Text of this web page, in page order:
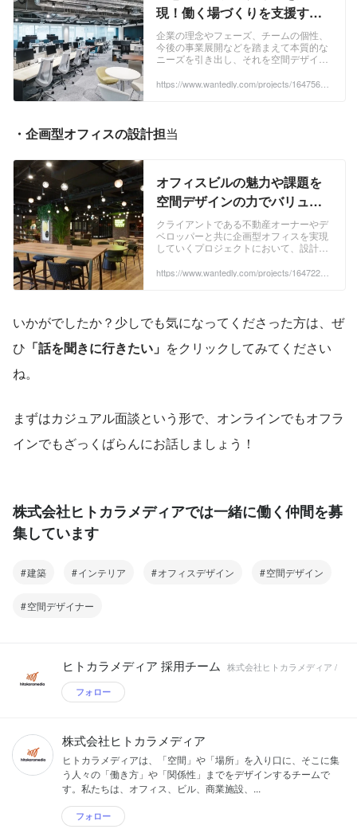
現！働く場づくりを支援する
空間デザイナー募集！ - 株式会
社ヒトカラメディアのデザイ
ン・アートの採用 - Wantedly
企業の理念やフェーズ、チームの個性、
今後の事業展開などを踏まえて本質的な
ニーズを引き出し、それを空間デザイン
https://www.wantedly.com/projects/1647569?
・企画型オフィスの設計担当
オフィスビルの魅力や課題を
空間デザインの力でバリュー
アップ！設計担当募集！ - 株式
会社ヒトカラメディアのデザ
イン・アートの採用 -
Wantedly
クライアントである不動産オーナーやデ
ベロッパーと共に企画型オフィスを実現
していくプロジェクトにおいて、設計フ
https://www.wantedly.com/projects/1647225?
いかがでしたか？少しでも気になってくださった方は、ぜ
ひ 「話を聞きに行きたい」 をクリックしてみてください
ね。
まずはカジュアル面談という形で、オンラインでもオフラ
インでもざっくばらんにお話しましょう！
株式会社ヒトカラメディアでは一緒に働く仲間を募
集しています
建築 インテリア オフィスデザイン 空間デザイン
空間デザイナー
ヒトカラメディア 採用チーム 株式会社ヒトカラメディア /
フォロー
株式会社ヒトカラメディア
ヒトカラメディアは、「空間」や「場所」を入り口に、そこに集
う人々の「働き方」や「関係性」までをデザインするチームで
す。私たちは、オフィス、ビル、商業施設、...
フォロー